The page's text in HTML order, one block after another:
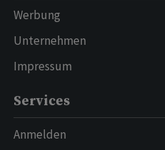
Werbung
Unternehmen
Impressum
Services
Anmelden